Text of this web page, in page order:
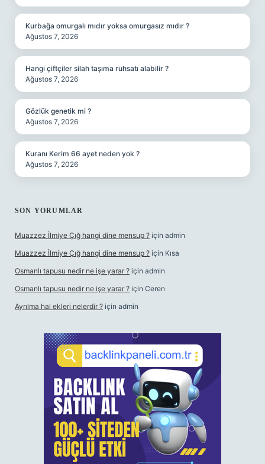
Kurbağa omurgalı mıdır yoksa omurgasız mıdır ?
Ağustos 7, 2026
Hangi çiftçiler silah taşıma ruhsatı alabilir ?
Ağustos 7, 2026
Gözlük genetik mi ?
Ağustos 7, 2026
Kuranı Kerim 66 ayet neden yok ?
Ağustos 7, 2026
SON YORUMLAR
Muazzez İlmiye Çığ hangi dine mensup ? için admin
Muazzez İlmiye Çığ hangi dine mensup ? için Kısa
Osmanlı tapusu nedir ne işe yarar ? için admin
Osmanlı tapusu nedir ne işe yarar ? için Ceren
Ayrılma hal ekleri nelerdir ? için admin